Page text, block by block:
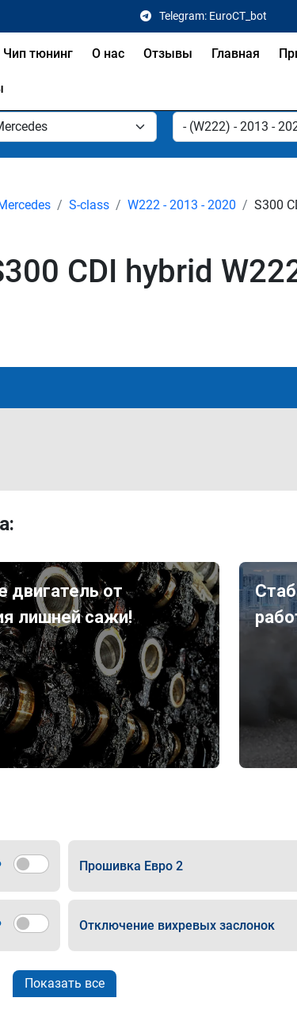
Telegram: EuroCT_bot
Чип тюнинг О нас Отзывы Главная
S-class W222 - 2013 - 2020 S300
CDI hybrid
двигатель от
лишней сажи!
Прошивка Евро 2
Отключение вихревых заслонок
Показать все